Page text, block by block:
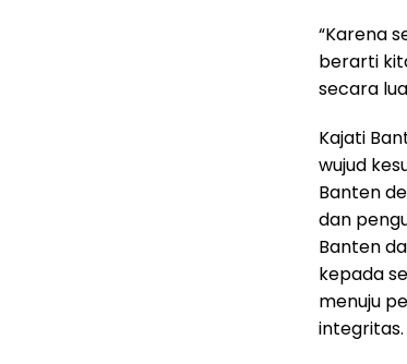
“Karena
berarti
secara
Kajati
wujud
Banten
dan
Banten
kepada
menuju
integritas.